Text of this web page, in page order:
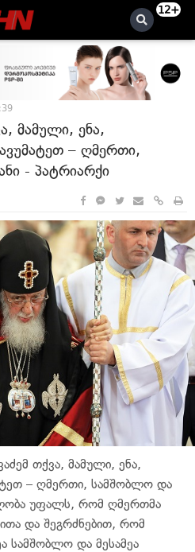
12+
მამული, ენა,
– ღმერთი,
- პატრიარქი
თქვა, მამული, ენა,
– ღმერთი, სამშობლო და
უფალს, რომ ღმერთმა
და შეგრძნებით, რომ
სამშობლო და მესამეა